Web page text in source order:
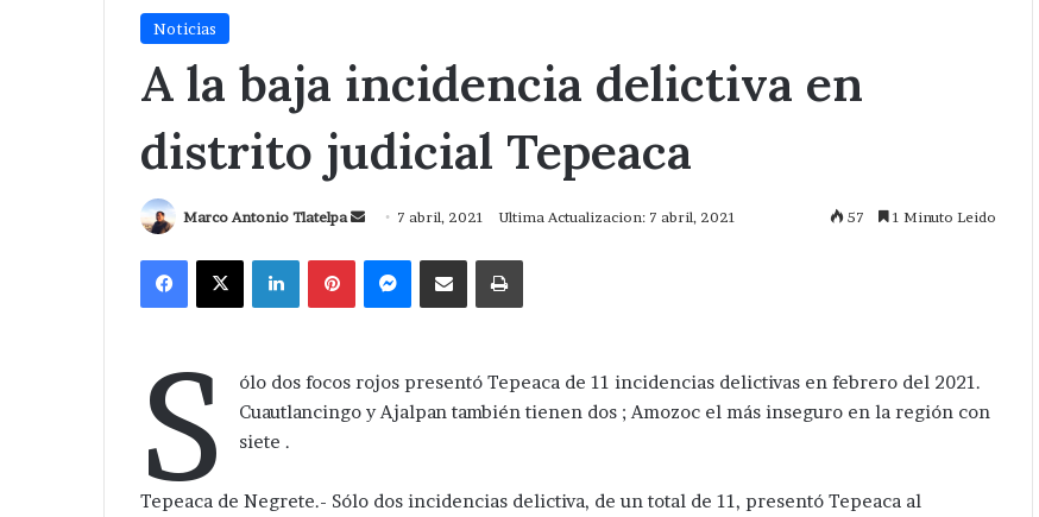
Noticias
A la baja incidencia delictiva en
distrito judicial Tepeaca
Marco Antonio Tlatelpa
Send
email
7 abril, 2021 Ultima Actualizacion: 7 abril, 2021 57 1 Minuto Leido
Facebook
X LinkedInPinterestMessengerCompartir via CorreoImprimir
S
ólo dos focos rojos presentó Tepeaca de 11 incidencias delictivas en febrero del 2021.
Cuautlancingo y Ajalpan también tienen dos ; Amozoc el más inseguro en la región con
siete .
Tepeaca de Negrete.- Sólo dos incidencias delictiva, de un total de 11, presentó Tepeaca al